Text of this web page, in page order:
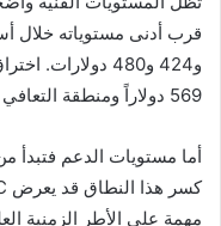
و424 و480
569 دولاراً ومنطقة التعافي المتوسطة قرب مستوى فيبوناتشي 0.5.